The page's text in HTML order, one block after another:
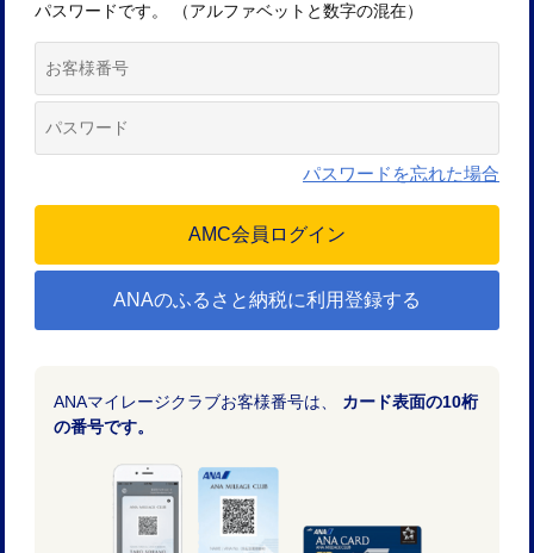
パスワードです。 （アルファベットと数字の混在）
パスワードを忘れた場合
ANAのふるさと納税に利用登録する
ANAマイレージクラブお客様番号は、 カード表面の10桁
の番号です。